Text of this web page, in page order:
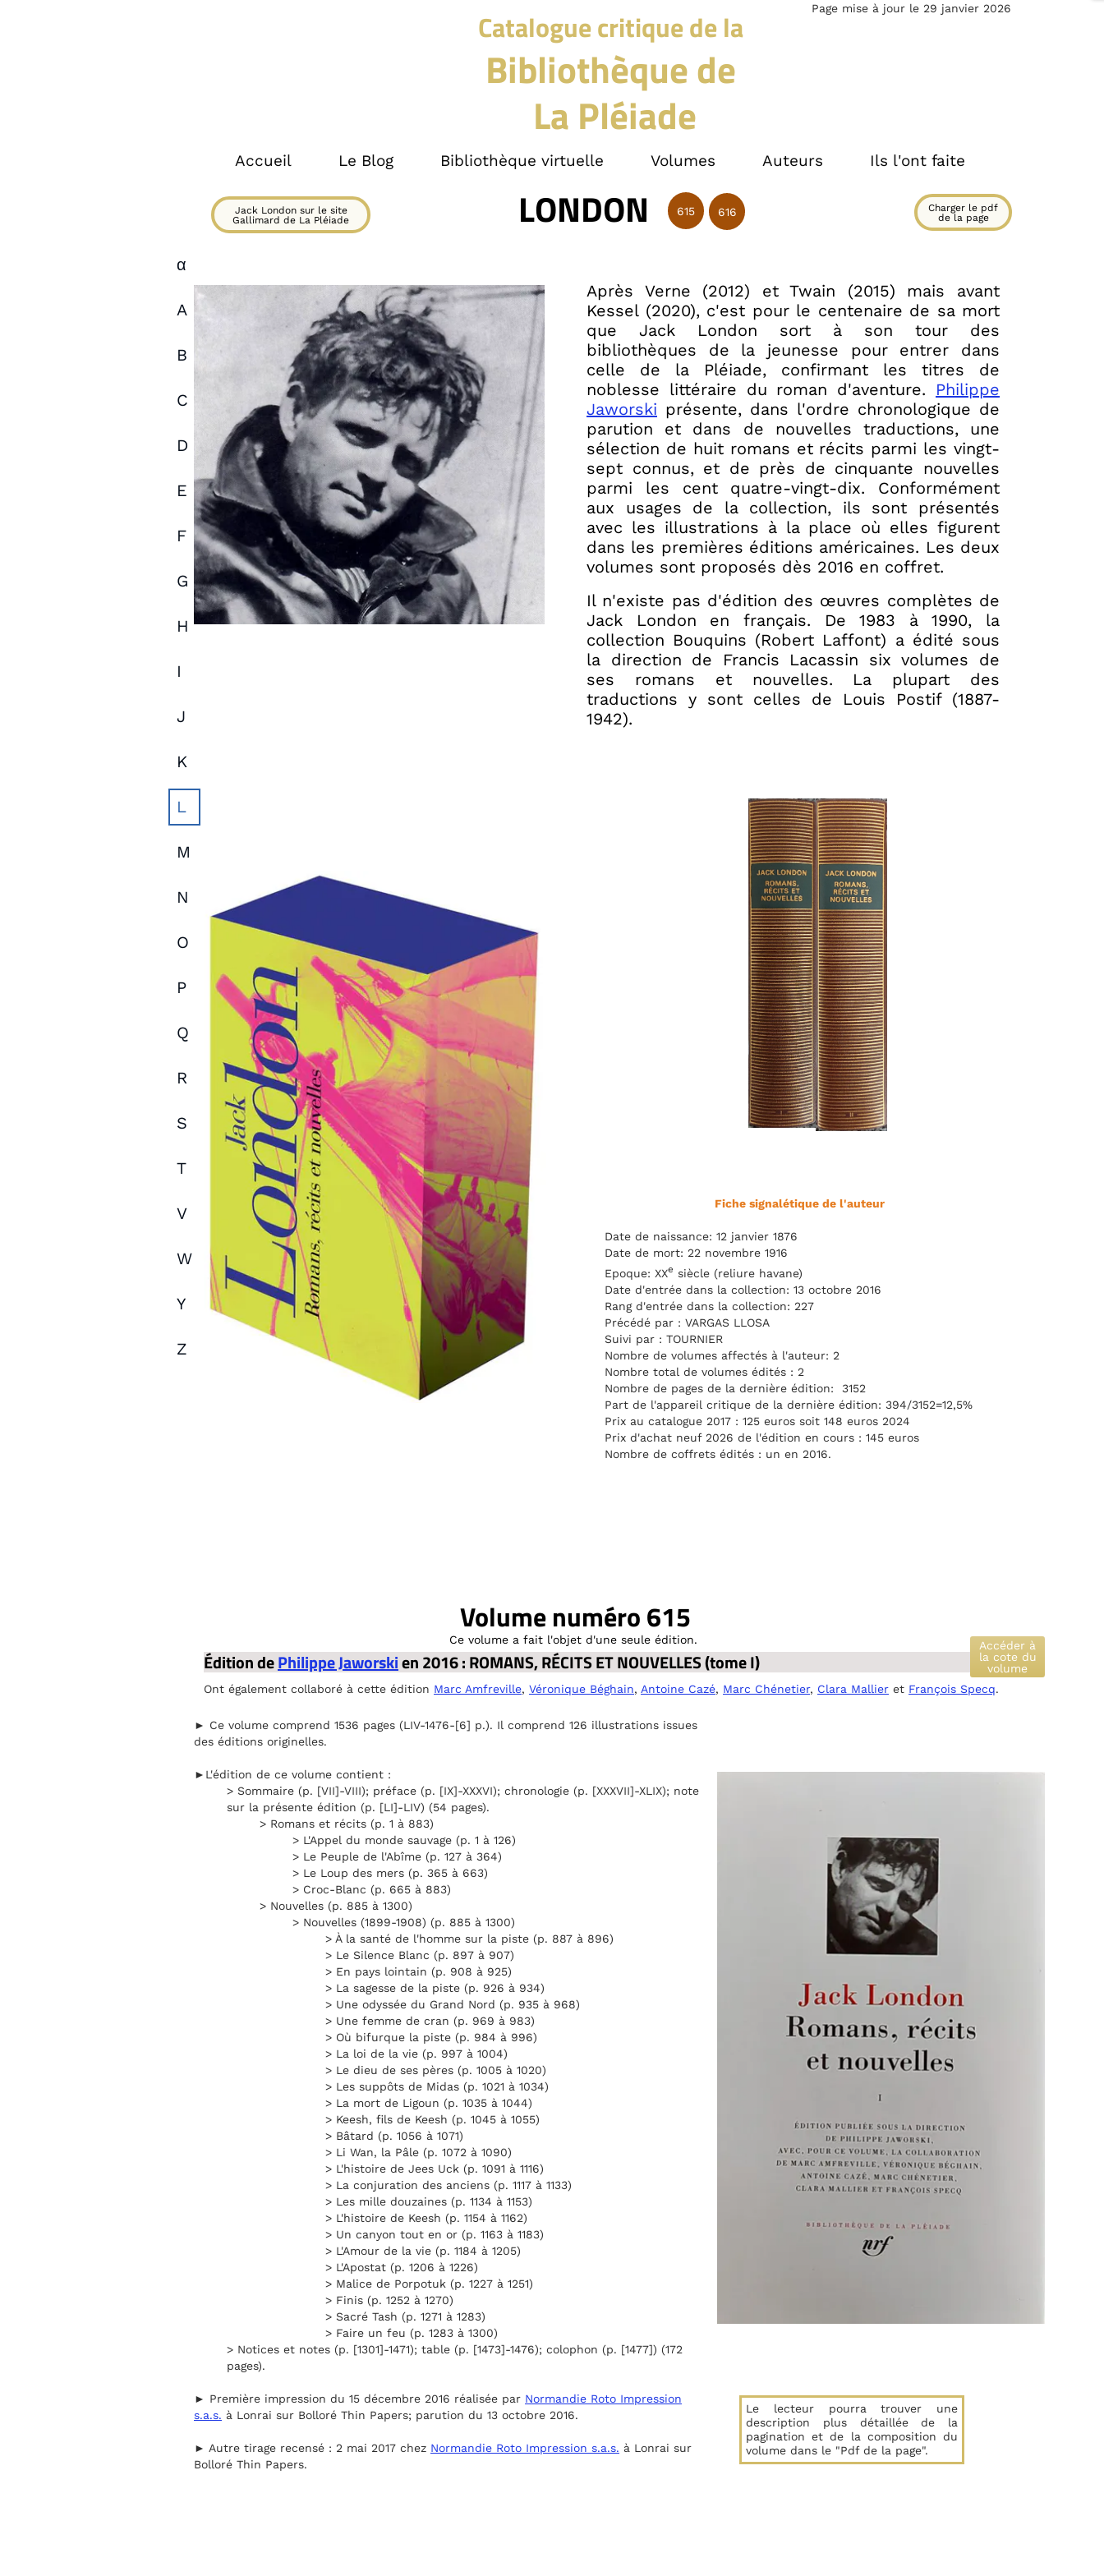
Catalogue critique de la
Bibliothèque de
La Pléiade
α
A
B
C
D
E
F
G
H
I
J
K
L
M
N
O
P
Q
R
S
T
V
W
Y
Z
Accueil Le Blog Bibliothèque virtuelle Volumes Auteurs Ils l'ont faite
Page mise à jour le 29 janvier 2026
LONDON 615 616
Charger le pdf
de la page
Jack London sur le site
Gallimard de La Pléiade
Après Verne (2012) et Twain (2015) mais avant
Kessel (2020), c'est pour le centenaire de sa mort
que Jack London sort à son tour des
bibliothèques de la jeunesse pour entrer dans
celle de la Pléiade, confirmant les titres de
noblesse littéraire du roman d'aventure. Philippe
Jaworski présente, dans l'ordre chronologique de
parution et dans de nouvelles traductions, une
sélection de huit romans et récits parmi les vingt-
sept connus, et de près de cinquante nouvelles
parmi les cent quatre-vingt-dix. Conformément
aux usages de la collection, ils sont présentés
avec les illustrations à la place où elles figurent
dans les premières éditions américaines. Les deux
volumes sont proposés dès 2016 en coffret.
Il n'existe pas d'édition des œuvres complètes de
Jack London en français. De 1983 à 1990, la
collection Bouquins (Robert Laffont) a édité sous
la direction de Francis Lacassin six volumes de
ses romans et nouvelles. La plupart des
traductions y sont celles de Louis Postif (1887-
1942).
Fiche signalétique de l'auteur
Date de naissance: 12 janvier 1876
Date de mort: 22 novembre 1916
Epoque: XXe siècle (reliure havane)
Date d'entrée dans la collection: 13 octobre 2016
Rang d'entrée dans la collection: 227
Précédé par : VARGAS LLOSA
Suivi par : TOURNIER
Nombre de volumes affectés à l'auteur: 2
Nombre total de volumes édités : 2
Nombre de pages de la dernière édition: 3152
Part de l'appareil critique de la dernière édition: 394/3152=12,5%
Prix au catalogue 2017 : 125 euros soit 148 euros 2024
Prix d'achat neuf 2026 de l'édition en cours : 145 euros
Nombre de coffrets édités : un en 2016.
Volume numéro 615
Ce volume a fait l'objet d'une seule édition.
Accéder à
la cote du
volume
Édition dePhilippe Jaworskien 2016 : ROMANS, RÉCITS ET NOUVELLES (tome I)
Ont également collaboré à cette édition Marc Amfreville, Véronique Béghain, Antoine Cazé, Marc Chénetier, Clara Mallier et François Specq.
► Ce volume comprend 1536 pages (LIV-1476-[6] p.). Il comprend 126 illustrations issues
des éditions originelles.
►L'édition de ce volume contient :
> Sommaire (p. [VII]-VIII); préface (p. [IX]-XXXVI); chronologie (p. [XXXVII]-XLIX); note
sur la présente édition (p. [LI]-LIV) (54 pages).
> Romans et récits (p. 1 à 883)
> L'Appel du monde sauvage (p. 1 à 126)
> Le Peuple de l'Abîme (p. 127 à 364)
> Le Loup des mers (p. 365 à 663)
> Croc-Blanc (p. 665 à 883)
> Nouvelles (p. 885 à 1300)
> Nouvelles (1899-1908) (p. 885 à 1300)
> À la santé de l'homme sur la piste (p. 887 à 896)
> Le Silence Blanc (p. 897 à 907)
> En pays lointain (p. 908 à 925)
> La sagesse de la piste (p. 926 à 934)
> Une odyssée du Grand Nord (p. 935 à 968)
> Une femme de cran (p. 969 à 983)
> Où bifurque la piste (p. 984 à 996)
> La loi de la vie (p. 997 à 1004)
> Le dieu de ses pères (p. 1005 à 1020)
> Les suppôts de Midas (p. 1021 à 1034)
> La mort de Ligoun (p. 1035 à 1044)
> Keesh, fils de Keesh (p. 1045 à 1055)
> Bâtard (p. 1056 à 1071)
> Li Wan, la Pâle (p. 1072 à 1090)
> L'histoire de Jees Uck (p. 1091 à 1116)
> La conjuration des anciens (p. 1117 à 1133)
> Les mille douzaines (p. 1134 à 1153)
> L'histoire de Keesh (p. 1154 à 1162)
> Un canyon tout en or (p. 1163 à 1183)
> L'Amour de la vie (p. 1184 à 1205)
> L'Apostat (p. 1206 à 1226)
> Malice de Porpotuk (p. 1227 à 1251)
> Finis (p. 1252 à 1270)
> Sacré Tash (p. 1271 à 1283)
> Faire un feu (p. 1283 à 1300)
> Notices et notes (p. [1301]-1471); table (p. [1473]-1476); colophon (p. [1477]) (172
pages).
► Première impression du 15 décembre 2016 réalisée par Normandie Roto Impression
s.a.s. à Lonrai sur Bolloré Thin Papers; parution du 13 octobre 2016.
► Autre tirage recensé : 2 mai 2017 chez Normandie Roto Impression s.a.s. à Lonrai sur
Bolloré Thin Papers.
Le lecteur pourra trouver une
description plus détaillée de la
pagination et de la composition du
volume dans le "Pdf de la page".